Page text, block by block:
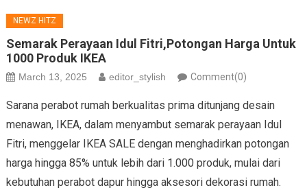
NEWZ HITZ
Semarak Perayaan Idul Fitri,Potongan Harga Untuk
1000 Produk IKEA
March 13, 2025 editor_stylish Comment(0)
Sarana perabot rumah berkualitas prima ditunjang desain
menawan, IKEA, dalam menyambut semarak perayaan Idul
Fitri, menggelar IKEA SALE dengan menghadirkan potongan
harga hingga 85% untuk lebih dari 1.000 produk, mulai dari
kebutuhan perabot dapur hingga aksesori dekorasi rumah.